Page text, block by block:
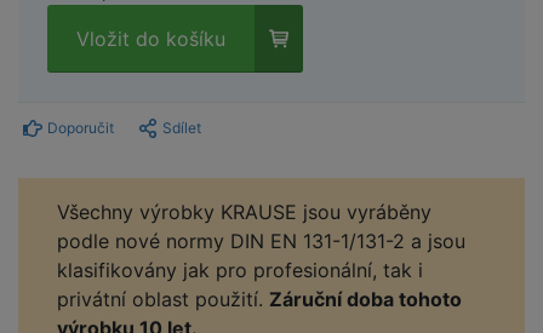
Vložit do košíku
Doporučit Sdílet
Všechny výrobky KRAUSE jsou vyráběny
podle nové normy DIN EN 131-1/131-2 a jsou
klasifikovány jak pro profesionální, tak i
privátní oblast použití. Záruční doba tohoto